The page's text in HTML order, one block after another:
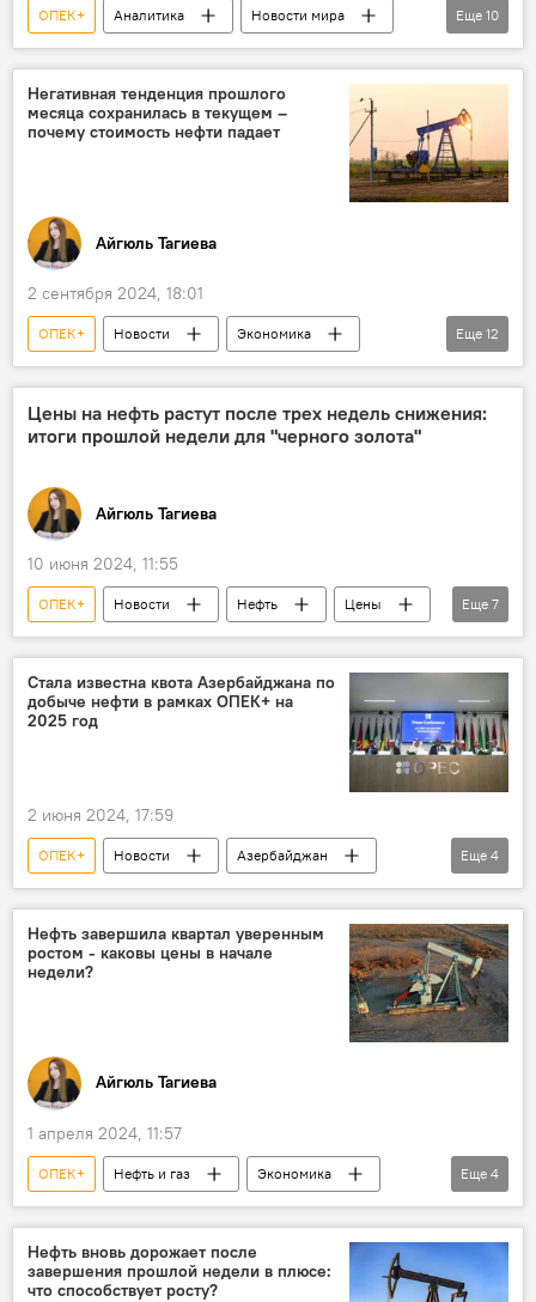
ОПЕК+ Аналитика
Новости мира
Экономика
энергетика
Поставки газа
Поставки нефти
Нефтедобыча
ОПЕК
Еще 10
Негативная тенденция прошлого
месяца сохранилась в текущем –
почему стоимость нефти падает
Айгюль Тагиева
2 сентября 2024, 18:01
ОПЕК+ Новости
Экономика
Новости мира
Нефть
Цена нефти
Фьючерсы
Добыча нефти
Увеличение добычи
Еще 12
Цены на нефть растут после трех недель снижения:
итоги прошлой недели для "черного золота"
Айгюль Тагиева
10 июня 2024, 11:55
ОПЕК+ Новости Нефть
Цены
Динамика
Фьючерсы
Brent
WTI
США
Запасы нефти
Экономика
Еще 7
Стала известна квота Азербайджана по
добыче нефти в рамках ОПЕК+ на
2025 год
2 июня 2024, 17:59
ОПЕК+ Новости
Азербайджан
Минэнерго АР
Парвиз Шахбазов
Добыча нефти
Еще 4
Нефть завершила квартал уверенным
ростом - каковы цены в начале
недели?
Айгюль Тагиева
1 апреля 2024, 11:57
ОПЕК+ Нефть и газ
Экономика
цена нефти
Фьючерсы
WTI
Brent
Еще 4
Нефть вновь дорожает после
завершения прошлой недели в плюсе:
что способствует росту?